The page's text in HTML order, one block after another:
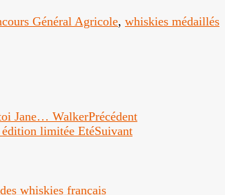
Général Agricole, whiskies médaillés
Jane… WalkerPrécédent
édition limitée EtéSuivant